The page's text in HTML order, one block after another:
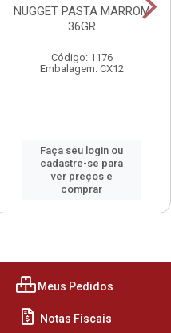
NUGGET PASTA MARROM
36GR
Código: 1176
Embalagem: CX12
Faça seu login ou
cadastre-se para
ver preços e
comprar
Meus Pedidos
Notas Fiscais